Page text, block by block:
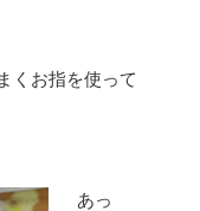
お指を使って
あっ